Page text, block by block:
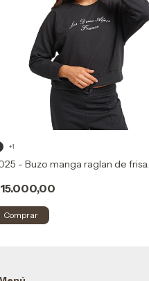
- Buzo manga raglan de frisa.
+1
Comprar